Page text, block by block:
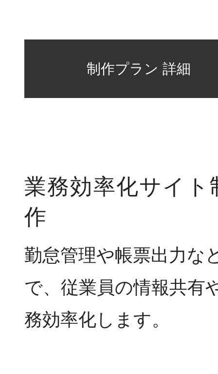
業務効率化サイト
作
勤怠管理や帳票出力な
で、従業員の情報共有
務効率化します。